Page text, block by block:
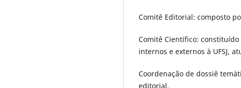
Comitê Editorial: composto
Comitê Científico:
internos e externos à UFSJ,
Coordenação de dossiê
editorial.